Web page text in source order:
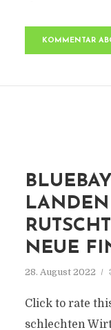
LANDEN
NEUE
28. August 2022
Click to rate
schlechten